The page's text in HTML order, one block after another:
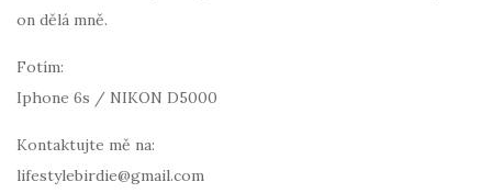
on dělá mně.
Fotím:
Iphone 6s / NIKON D5000
Kontaktujte mě na:
lifestylebirdie@gmail.com